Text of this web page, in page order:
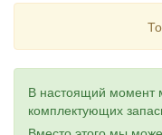
В настоящий момент
комплектующих